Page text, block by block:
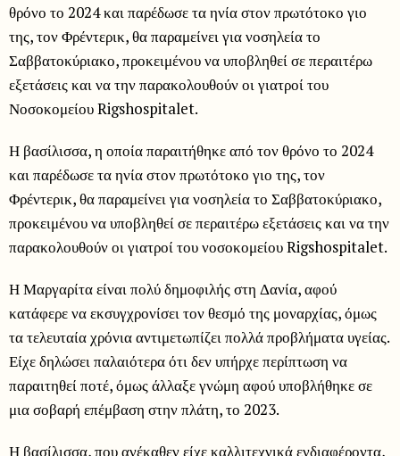
θρόνο το 2024 και παρέδωσε τα ηνία στον πρωτότοκο γιο
της, τον Φρέντερικ, θα παραμείνει για νοσηλεία το
Σαββατοκύριακο, προκειμένου να υποβληθεί σε περαιτέρω
εξετάσεις και να την παρακολουθούν οι γιατροί του
Νοσοκομείου Rigshospitalet.
Η βασίλισσα, η οποία παραιτήθηκε από τον θρόνο το 2024
και παρέδωσε τα ηνία στον πρωτότοκο γιο της, τον
Φρέντερικ, θα παραμείνει για νοσηλεία το Σαββατοκύριακο,
προκειμένου να υποβληθεί σε περαιτέρω εξετάσεις και να την
παρακολουθούν οι γιατροί του νοσοκομείου Rigshospitalet.
Η Μαργαρίτα είναι πολύ δημοφιλής στη Δανία, αφού
κατάφερε να εκσυγχρονίσει τον θεσμό της μοναρχίας, όμως
τα τελευταία χρόνια αντιμετωπίζει πολλά προβλήματα υγείας.
Είχε δηλώσει παλαιότερα ότι δεν υπήρχε περίπτωση να
παραιτηθεί ποτέ, όμως άλλαξε γνώμη αφού υποβλήθηκε σε
μια σοβαρή επέμβαση στην πλάτη, το 2023.
Η βασίλισσα, που ανέκαθεν είχε καλλιτεχνικά ενδιαφέροντα,